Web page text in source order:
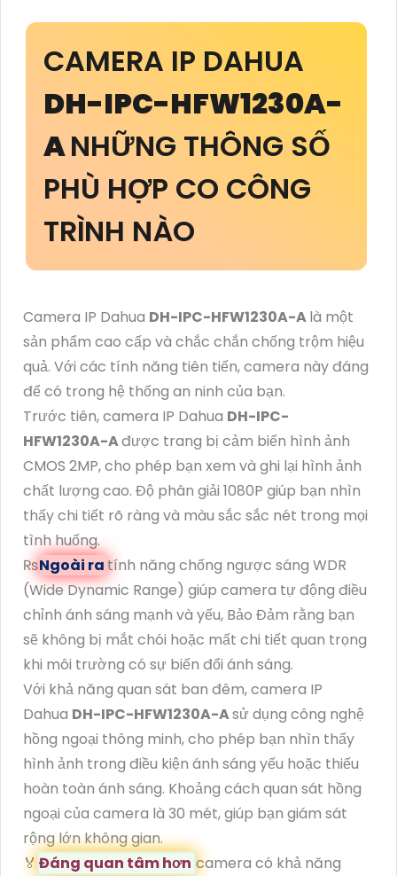
CAMERA IP DAHUA
DH-IPC-HFW1230A-
ANHỮNG THÔNG SỐ
PHÙ HỢP CO CÔNG
TRÌNH NÀO
Camera IP Dahua DH-IPC-HFW1230A-Alà một
sản phẩm cao cấp và chắc chắn chống trộm hiệu
quả. Với các tính năng tiên tiến, camera này đáng
để có trong hệ thống an ninh của bạn.
Trước tiên, camera IP Dahua DH-IPC-
HFW1230A-Ađược trang bị cảm biến hình ảnh
CMOS 2MP, cho phép bạn xem và ghi lại hình ảnh
chất lượng cao. Độ phân giải 1080P giúp bạn nhìn
thấy chi tiết rõ ràng và màu sắc sắc nét trong mọi
tình huống.
₨Ngoài ra tính năng chống ngược sáng WDR
(Wide Dynamic Range) giúp camera tự động điều
chỉnh ánh sáng mạnh và yếu, Bảo Đảm rằng bạn
sẽ không bị mắt chói hoặc mất chi tiết quan trọng
khi môi trường có sự biến đổi ánh sáng.
Với khả năng quan sát ban đêm, camera IP
Dahua DH-IPC-HFW1230A-Asử dụng công nghệ
hồng ngoại thông minh, cho phép bạn nhìn thấy
hình ảnh trong điều kiện ánh sáng yếu hoặc thiếu
hoàn toàn ánh sáng. Khoảng cách quan sát hồng
ngoại của camera là 30 mét, giúp bạn giám sát
rộng lớn không gian.
️🏅️ Đáng quan tâm hơn camera có khả năng